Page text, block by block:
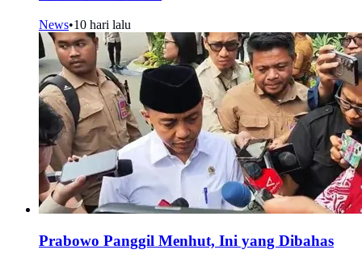
News•10 hari lalu
Prabowo Panggil Menhut, Ini yang Dibahas